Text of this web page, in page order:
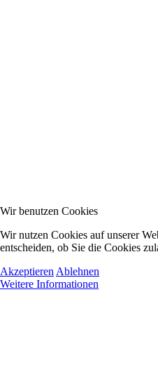
Wir benutzen Cookies
Wir nutzen Cookies auf unserer
entscheiden, ob Sie die Cookies
Akzeptieren Ablehnen
Weitere Informationen